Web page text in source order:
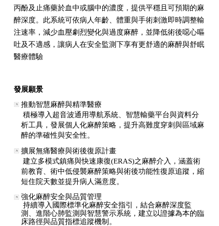
丙酚及止痛藥於血中或腦中的濃度，提供平穩且可預期的麻
醉深度。此系統可依病人年齡、體重與手術刺激即時調整輸
注速率，減少血壓劇烈變化與過度麻醉，並降低術後噁心嘔
吐及不適感，讓病人在安全監測下享有更舒適的麻醉與舒眠
醫療體驗
發展願景
推動智慧麻醉與精準醫療
積極導入超音波通用導航系統、智慧輸藥平台與資料分
析工具，發展個人化麻醉策略，提升高難度穿刺與區域麻
醉的準確性與安全性。
擴展無痛醫療與術後復原計畫
建立多模式鎮痛與快速康復(ERAS)之麻醉介入，涵蓋術
前教育、術中低侵襲麻醉策略與術後功能性復原追蹤，縮
短住院天數並提升病人滿意度。
強化麻醉安全與品質管理
持續導入國際標準化麻醉安全指引，結合麻醉深度監
測、進階心肺監測與智慧警示系統，建立以證據為本的臨
床路徑與品質指標追蹤機制。